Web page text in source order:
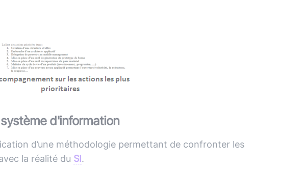
d'information
d’une méthodologie permettant de confronter les
la réalité du SI .